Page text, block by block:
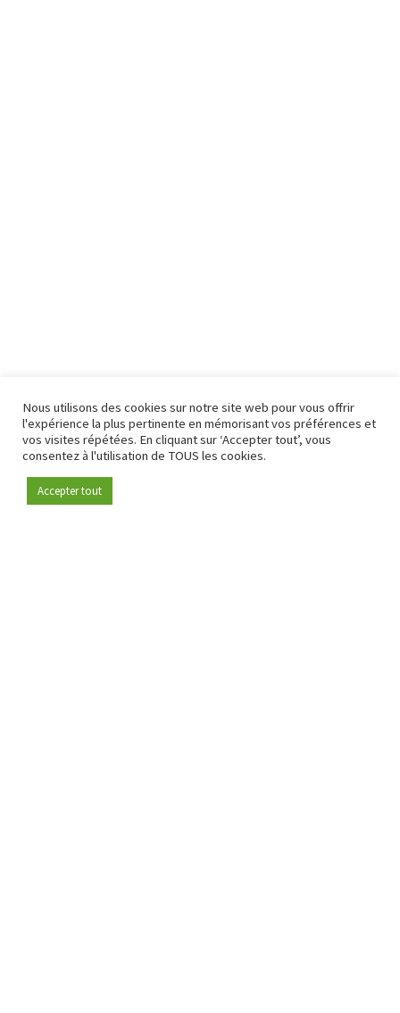
Devenez membre
Nous utilisons des cookies sur notre site web pour vous offrir
l'expérience la plus pertinente en mémorisant vos préférences et
vos visites répétées. En cliquant sur ‘Accepter tout’, vous
consentez à l'utilisation de TOUS les cookies.
Accepter tout